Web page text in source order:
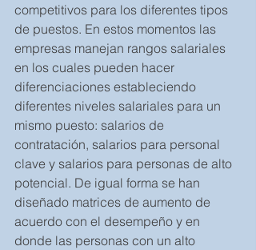
competitivos para los diferentes tipos
de puestos. En estos momentos las
empresas manejan rangos salariales
en los cuales pueden hacer
diferenciaciones estableciendo
diferentes niveles salariales para un
mismo puesto: salarios de
contratación, salarios para personal
clave y salarios para personas de alto
potencial. De igual forma se han
diseñado matrices de aumento de
acuerdo con el desempeño y en
donde las personas con un alto